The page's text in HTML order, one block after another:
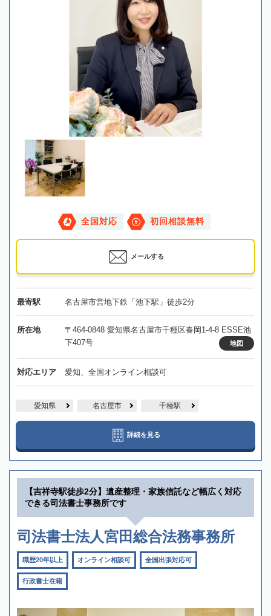
全国対応 初回相談無料
メールする
最寄駅 名古屋市営地下鉄「池下駅」徒歩2分
所在地
〒464-0848 愛知県名古屋市千種区春岡1-4-8 ESSE池
下407号
地図
対応エリア 愛知、全国オンライン相談可
愛知県 名古屋市 千種駅
詳細を見る
【吉祥寺駅徒歩2分】遺産整理・家族信託など幅広く対応
できる司法書士事務所です
司法書士法人宮田総合法務事務所
職歴20年以上 オンライン相談可 全国出張対応可
行政書士在籍